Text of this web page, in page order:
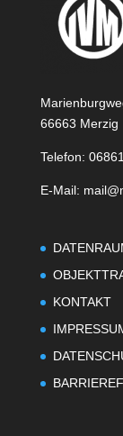
66663 Merzig
Telefon:
E-Mail:
KONTAKT